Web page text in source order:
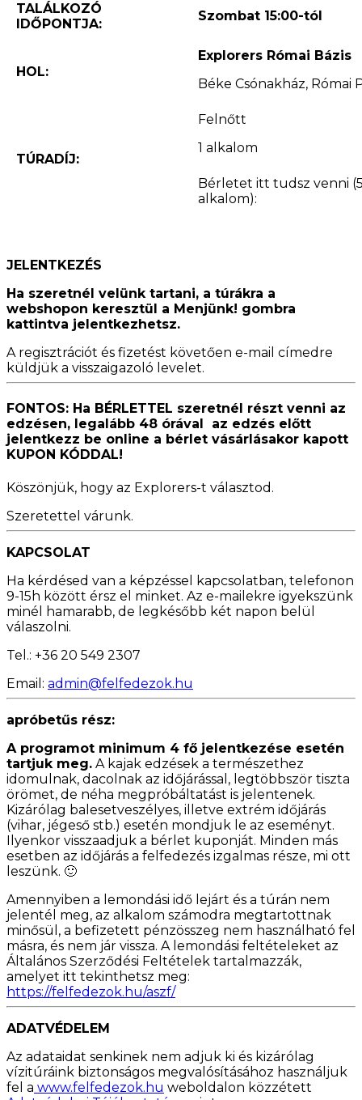
TALÁLKOZÓ
IDŐPONTJA:
Szombat 15:00-tól
HOL:
Explorers Római Bázis
Béke Csónakház, Római
TÚRADÍJ:
Felnőtt
1 alkalom
Bérletet itt tudsz venni
alkalom):
JELENTKEZÉS
Ha szeretnél velünk tartani, a túrákra a
webshopon keresztül a Menjünk! gombra
kattintva jelentkezhetsz.
A regisztrációt és fizetést követően e-mail címedre
küldjük a visszaigazoló levelet.
FONTOS: Ha BÉRLETTEL szeretnél részt venni az
edzésen, legalább 48 órával az edzés előtt
jelentkezz be online a bérlet vásárlásakor kapott
KUPON KÓDDAL!
Köszönjük, hogy az Explorers-t választod.
Szeretettel várunk.
KAPCSOLAT
Ha kérdésed van a képzéssel kapcsolatban, telefonon
9-15h között érsz el minket. Az e-mailekre igyekszünk
minél hamarabb, de legkésőbb két napon belül
válaszolni.
Tel.: +36 20 549 2307
Email: admin@felfedezok.hu
apróbetűs rész:
A programot minimum 4 fő jelentkezése esetén
tartjuk meg. A kajak edzések a természethez
idomulnak, dacolnak az időjárással, legtöbbször tiszta
örömet, de néha megpróbáltatást is jelentenek.
Kizárólag balesetveszélyes, illetve extrém időjárás
(vihar, jégeső stb.) esetén mondjuk le az eseményt.
Ilyenkor visszaadjuk a bérlet kuponját. Minden más
esetben az időjárás a felfedezés izgalmas része, mi ott
leszünk. 🙂
Amennyiben a lemondási idő lejárt és a túrán nem
jelentél meg, az alkalom számodra megtartottnak
minősül, a befizetett pénzösszeg nem használható fel
másra, és nem jár vissza. A lemondási feltételeket az
Általános Szerződési Feltételek tartalmazzák,
amelyet itt tekinthetsz meg:
https://felfedezok.hu/aszf/
ADATVÉDELEM
Az adataidat senkinek nem adjuk ki és kizárólag
vízitúráink biztonságos megvalósításához használjuk
fel a www.felfedezok.hu weboldalon közzétett